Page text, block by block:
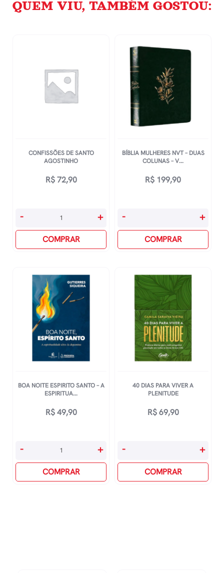
QUEM VIU, TAMBÉM GOSTOU:
CONFISSÕES DE SANTO
AGOSTINHO
R$72,90
Confissões
Agostinho
- +
COMPRAR
BÍBLIA MULHERES NVT – DUAS
COLUNAS – V...
R$ 199,90
Bíblia
-
Colunas
Verde
Musgo
Floral
quantidade
- +
COMPRAR
BOA NOITE ESPIRITO SANTO – A
ESPIRITUA...
R$49,90
Boa
Espirito
Santo
- +
COMPRAR
40 DIAS PARA VIVER A
PLENITUDE
R$69,90
40
Viver
- +
COMPRAR